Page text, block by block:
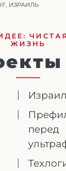
ИЗРАИЛЬ
ЖИЗНЬ
перед